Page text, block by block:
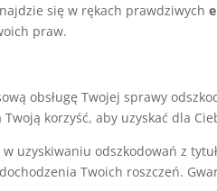
się w rękach prawdziwych
praw.
obsługę Twojej sprawy
korzyść, aby uzyskać dla
uzyskiwaniu odszkodowań z
Twoich roszczeń.